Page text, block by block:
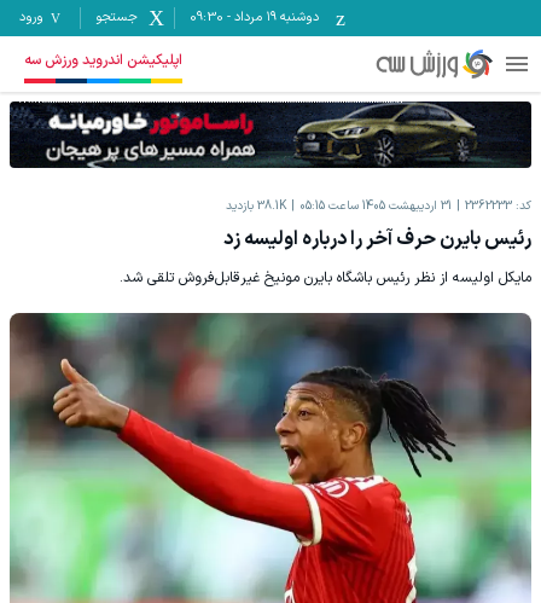
دوشنبه ۱۹ مرداد -
09:30 جستجو ورود
اپلیکیشن اندروید ورزش سه
کد: 2362233 31 اردیبهشت 1405 ساعت 05:15 38.1K بازدید
رئیس بایرن حرف آخر را درباره اولیسه زد
مایکل اولیسه از نظر رئیس باشگاه بایرن مونیخ غیرقابل‌فروش تلقی شد.